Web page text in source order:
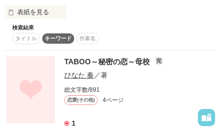
元カレ
×
元カノ
†††††††††
「彼氏がいるのに母校に行って…」
表紙を見る
15歳だった私が埋めたタイムカプセル
10年後の君へ……
検索結果
タイトル
キーワード 作家名
TABOO～秘密の恋～母校 完
ひなた 奏 ／著
総文字数/891
恋愛(その他) 4ページ
1